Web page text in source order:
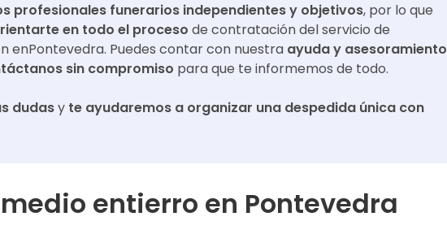
profesionales funerarios independientes y objetivos, por lo que
en todo el proceso de contratación del servicio de
enPontevedra. Puedes contar con nuestra ayuda y asesoramiento
sin compromiso para que te informemos de todo.
dudasy te ayudaremos a organizar una despedida única con
entierro en Pontevedra